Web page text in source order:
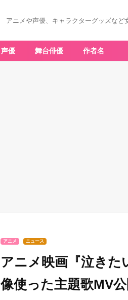
アニメや声優、キャラクターグッズなど
声優 舞台俳優 作者名
アニメ ニュース
アニメ映画『泣きた
像使った主題歌MV